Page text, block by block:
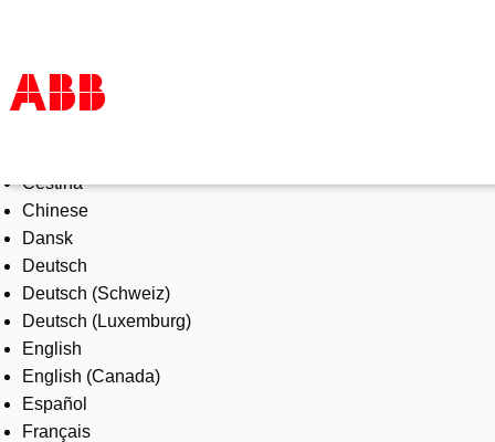
Products & Solutions
Industries
Services
About us
Where to buy
Contact us
Careers
Čeština
Chinese
Dansk
Deutsch
Deutsch (Schweiz)
Deutsch (Luxemburg)
English
English (Canada)
Español
Français